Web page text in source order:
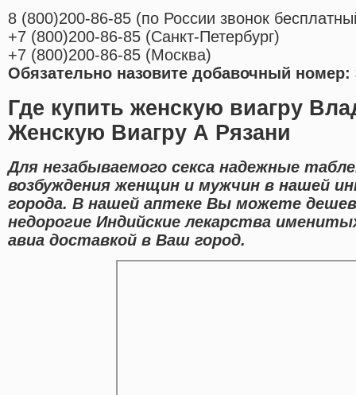
8 (800)200-86-85 (по России звонок
+7 (800)200-86-85 (Санкт-Петербург)
+7 (800)200-86-85 (Москва)
Обязательно назовите добавочный номер:
Где купить женскую виагру
Женскую Виагру А Рязани
Для незабываемого секса надежные
возбуждения женщин и мужчин в нашей
города. В нашей аптеке Вы можете
недорогие Индийские лекарства
авиа доставкой в Ваш город.